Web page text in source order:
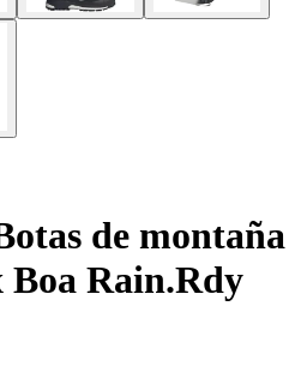
de montaña
Rain.Rdy